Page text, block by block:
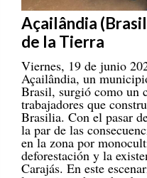
Açailândia
de la Tierra
Viernes, 19 de junio 2026
Açailândia, un
Brasil, surgió como un
trabajadores que
Brasilia. Con el pasar
la par de las
en la zona por
deforestación y la
Carajás. En este
las mujeres ha cobrado